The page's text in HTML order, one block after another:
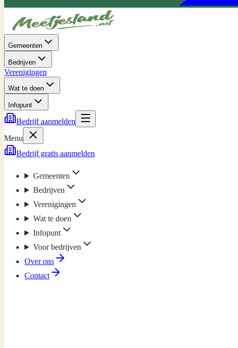
Gemeenten
Bedrijven
Verenigingen
Wat te doen
Infopunt
Bedrijf aanmelden
Menu
Bedrijf gratis aanmelden
Gemeenten
Bedrijven
Verenigingen
Wat te doen
Infopunt
Voor bedrijven
Over ons
Contact